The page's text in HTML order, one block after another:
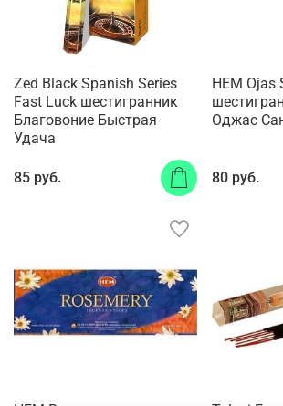
Zed Black Spanish Series
Fast Luck шестигранник
Благовоние Быстрая
Удача
85 руб.
HEM Ojas
Оджас
80 руб.